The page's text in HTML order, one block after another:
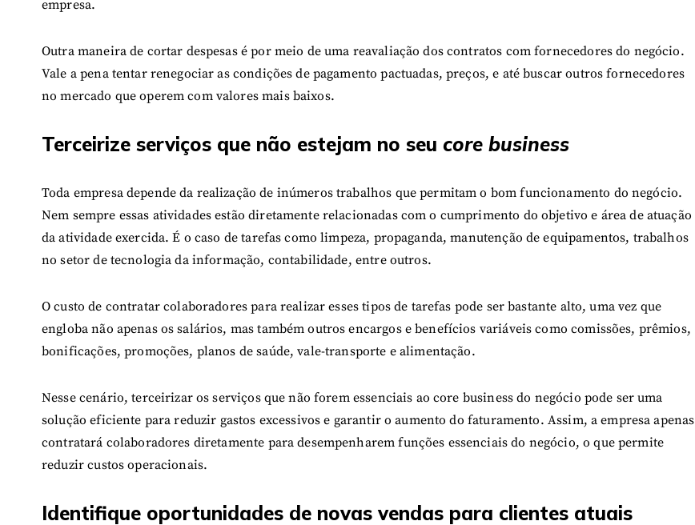
empresa.
Outra maneira de cortar despesas é por meio de uma reavaliação dos contratos com fornecedores do negócio.
Vale a pena tentar renegociar as condições de pagamento pactuadas, preços, e até buscar outros fornecedores
no mercado que operem com valores mais baixos.
Terceirize serviços que não estejam no seu core business
Toda empresa depende da realização de inúmeros trabalhos que permitam o bom funcionamento do negócio.
Nem sempre essas atividades estão diretamente relacionadas com o cumprimento do objetivo e área de atuação
da atividade exercida. É o caso de tarefas como limpeza, propaganda, manutenção de equipamentos, trabalhos
no setor de tecnologia da informação, contabilidade, entre outros.
O custo de contratar colaboradores para realizar esses tipos de tarefas pode ser bastante alto, uma vez que
engloba não apenas os salários, mas também outros encargos e benefícios variáveis como comissões, prêmios,
bonificações, promoções, planos de saúde, vale-transporte e alimentação.
Nesse cenário, terceirizar os serviços que não forem essenciais ao core business do negócio pode ser uma
solução eficiente para reduzir gastos excessivos e garantir o aumento do faturamento. Assim, a empresa apenas
contratará colaboradores diretamente para desempenharem funções essenciais do negócio, o que permite
reduzir custos operacionais.
Identifique oportunidades de novas vendas para clientes atuais